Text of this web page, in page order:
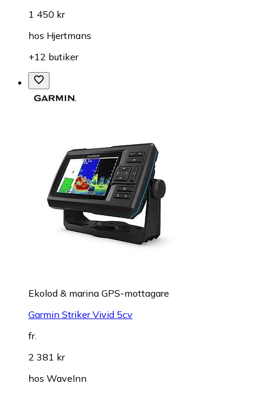
1 450 kr
hos Hjertmans
+12 butiker
Ekolod & marina GPS-mottagare
Garmin Striker Vivid 5cv
fr.
2 381 kr
hos WaveInn